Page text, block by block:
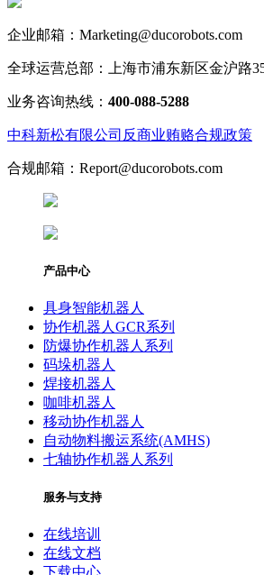
企业邮箱：Marketing@ducorobots.com
全球运营总部：上海市浦东新区金沪路
业务咨询热线： 400-088-5288
中科新松有限公司反商业贿赂合规政策
合规邮箱：Report@ducorobots.com
产品中心
具身智能机器人
协作机器人GCR系列
防爆协作机器人系列
码垛机器人
焊接机器人
咖啡机器人
移动协作机器人
自动物料搬运系统(AMHS)
七轴协作机器人系列
服务与支持
在线培训
在线文档